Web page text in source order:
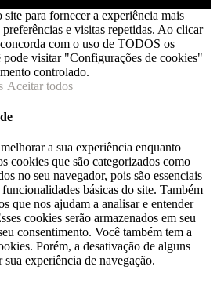
site para fornecer a experiência mais
e visitas repetidas. Ao clicar
com o uso de TODOS os
visitar "Configurações de cookies"
controlado.
Aceitar todos
a sua experiência enquanto
cookies que são categorizados como
no seu navegador, pois são essenciais
básicas do site. Também
que nos ajudam a analisar e entender
cookies serão armazenados em seu
consentimento. Você também tem a
Porém, a desativação de alguns
sua experiência de navegação.